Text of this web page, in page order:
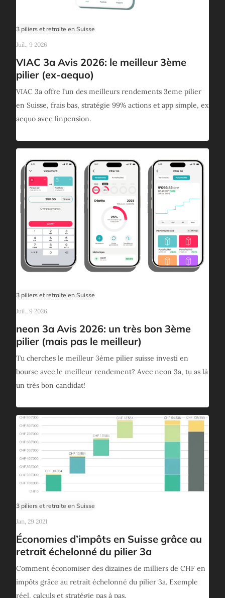
3 piliers et retraite en Suisse
Juil., 9 2026
VIAC 3a Avis 2026: le meilleur 3ème
pilier (ex-aequo)
VIAC 3a offre l’un des meilleurs rendements 3eme pilier
en Suisse, frais bas, stratégie 99% actions et app simple, ex
aequo avec finpension.
3 piliers et retraite en Suisse
Juil., 9 2026
neon 3a Avis 2026: un très bon 3ème
pilier (mais pas le meilleur)
Tu cherches le meilleur 3ème pilier suisse investi en
bourse avec le meilleur rendement? Avec neon 3a, tu as là
un très bon candidat!
3 piliers et retraite en Suisse
Jan, 29 2021
Économies d’impôts en Suisse grâce au
retrait échelonné du pilier 3a
Comment économiser des dizaines de milliers de CHF en
impôts grâce au retrait échelonné du pilier 3a. Exemple
réel, calculs et stratégie pas à pas.